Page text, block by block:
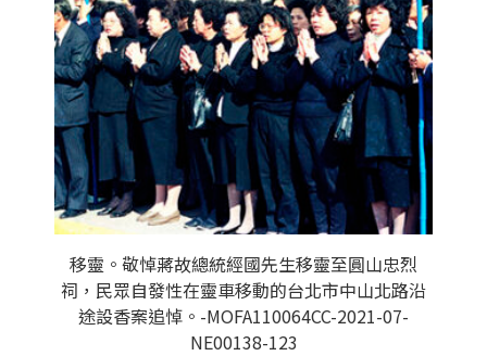
移靈。敬悼蔣故總統經國先生移靈至圓山忠烈
祠，民眾自發性在靈車移動的台北市中山北路沿
途設香案追悼。-MOFA110064CC-2021-07-
NE00138-123